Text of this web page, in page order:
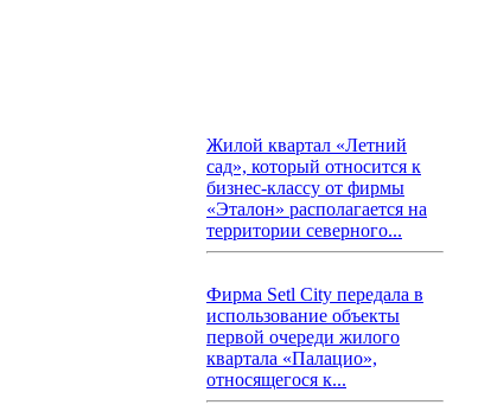
Жилой квартал «Летний
сад», который относится к
бизнес-классу от фирмы
«Эталон» располагается на
территории северного...
Фирма Setl City передала в
использование объекты
первой очереди жилого
квартала «Палацио»,
относящегося к...